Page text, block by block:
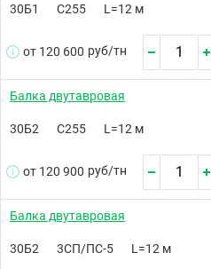
30Б1 С255 L=12 м
от 120 600 руб/тн
Балка двутавровая
30Б2 С255 L=12 м
от 120 900 руб/тн
Балка двутавровая
30Б2 3СП/ПС-5 L=12 м